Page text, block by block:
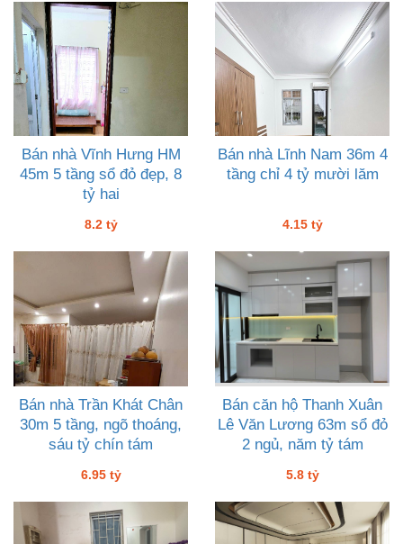
Bán nhà Vĩnh Hưng HM
45m 5 tầng sổ đỏ đẹp, 8
tỷ hai
8.2 tỷ
Bán nhà Lĩnh Nam 36m 4
tầng chỉ 4 tỷ mười lăm
4.15 tỷ
Bán nhà Trần Khát Chân
30m 5 tầng, ngõ thoáng,
sáu tỷ chín tám
6.95 tỷ
Bán căn hộ Thanh Xuân
Lê Văn Lương 63m sổ đỏ
2 ngủ, năm tỷ tám
5.8 tỷ